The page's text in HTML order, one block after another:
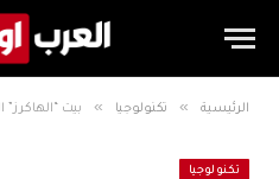
الرئيسية » تكنولوجيا » بيت
تكنولوجيا